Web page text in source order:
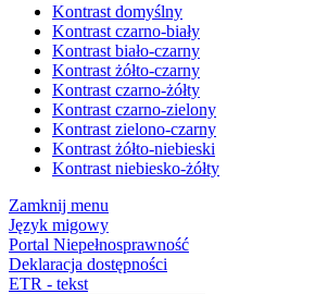
Kontrast domyślny
Kontrast czarno-biały
Kontrast biało-czarny
Kontrast żółto-czarny
Kontrast czarno-żółty
Kontrast czarno-zielony
Kontrast zielono-czarny
Kontrast żółto-niebieski
Kontrast niebiesko-żółty
Zamknij menu
Język migowy
Portal Niepełnosprawność
Deklaracja dostępności
ETR - tekst